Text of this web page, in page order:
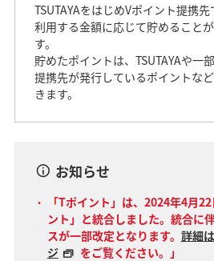
TSUTAYAをはじめVポイント提携先
利用する金額に応じて貯めること
す。
貯めたポイントは、TSUTAYAや一
提携先が発行しているポイントな
きます。
お知らせ
「Tポイント」は、2024年4月
ント」と統合しました。統合に
スが一部改定となります。 詳細
ジ
をご覧ください。」